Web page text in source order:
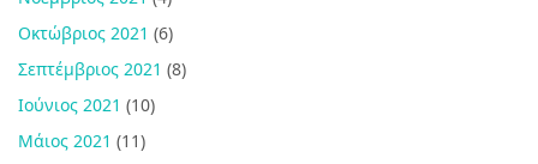
Οκτώβριος 2021 (6)
Σεπτέμβριος 2021 (8)
Ιούνιος 2021 (10)
Μάιος 2021 (11)